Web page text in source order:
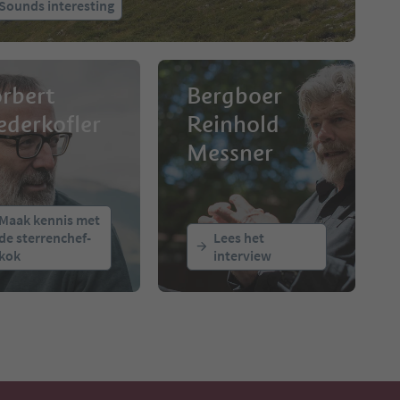
interesting
kennis met
sterrenchef-
Bergboer
Reinhold
Messner
Lees het
interview